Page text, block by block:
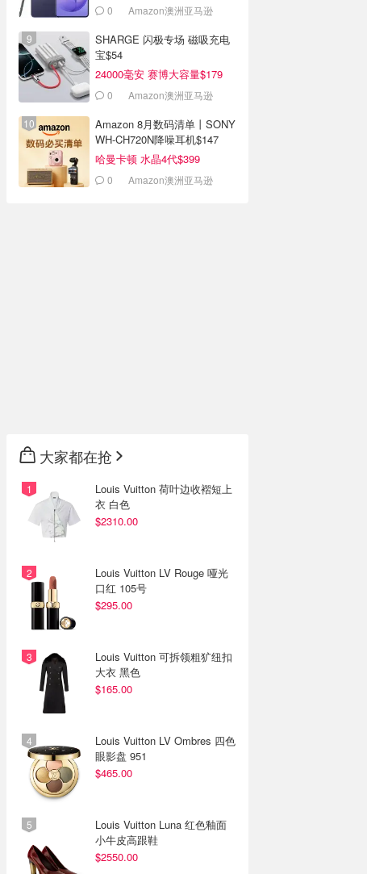
0 Amazon澳洲亚马逊
SHARGE 闪极专场 磁吸充电
宝$54
24000毫安 赛博大容量$179
0 Amazon澳洲亚马逊
Amazon 8月数码清单丨SONY
WH-CH720N降噪耳机$147
哈曼卡顿 水晶4代$399
0 Amazon澳洲亚马逊
大家都在抢
Louis Vuitton 荷叶边收褶短上
衣 白色
$2310.00
Louis Vuitton LV Rouge 哑光
口红 105号
$295.00
Louis Vuitton 可拆领粗犷纽扣
大衣 黑色
$165.00
Louis Vuitton LV Ombres 四色
眼影盘 951
$465.00
Louis Vuitton Luna 红色釉面
小牛皮高跟鞋
$2550.00